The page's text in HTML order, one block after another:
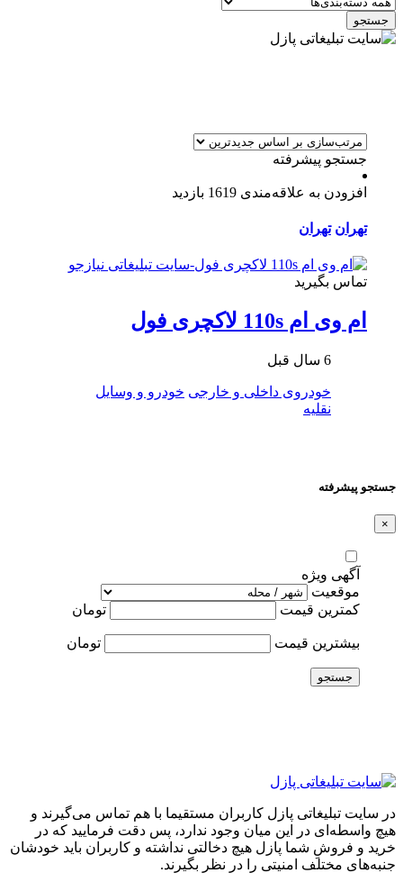
جستجو
جستجو پیشرفته
افزودن به علاقه‌مندی 1619 بازدید
تهران تهران
تماس بگیرید
ام وی ام 110s لاکچری فول
6 سال قبل
خودروی داخلی و خارجی خودرو و وسایل
نقلیه
جستجو پیشرفته
×
آگهی ویژه
موقعیت
کمترین قیمت
تومان
بیشترین قیمت تومان
جستجو
در سایت تبلیغاتی پازل کاربران مستقیما با هم تماس می‌گیرند و
هیچ واسطه‌ای در این میان وجود ندارد، پس دقت فرمایید که در
خرید و فروشِ شما پازل هیچ دخالتی نداشته و کاربران باید خودشان
جنبه‌های مختلف امنیتی را در نظر بگیرند.